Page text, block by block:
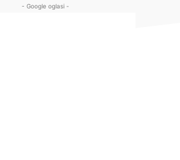
- Google oglasi -